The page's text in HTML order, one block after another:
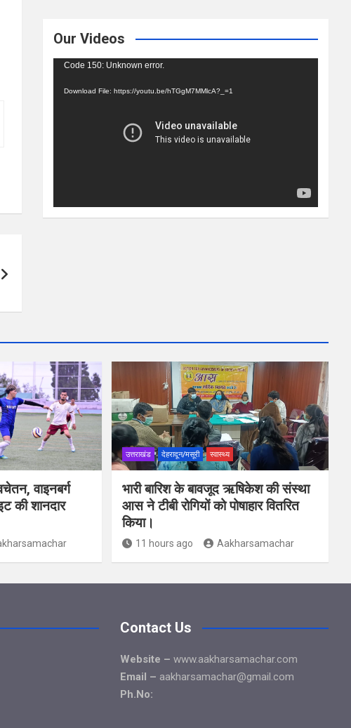
Our Videos
Video
Code 150: Unknown error.
Download File: https://youtu.be/hTGgM7MMlcA?_=1
वाइनबर्ग
की शानदार
उत्तराखंड देहरादून/मसूरी स्वास्थ्य
भारी बारिश के बावजूद ऋषिकेश की संस्था
आस ने टीबी रोगियों को पोषाहार वितरित
किया।
11 hours ago Aakharsamachar
Contact Us
Website – www.aakharsamachar.com
Email – aakharsamachar@gmail.com
Ph.No: